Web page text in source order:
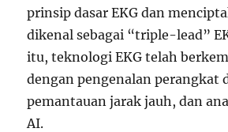
prinsip dasar EKG dan
dikenal sebagai “triple-lead”
itu, teknologi EKG telah
dengan pengenalan perangkat
pemantauan jarak jauh, dan
AI.